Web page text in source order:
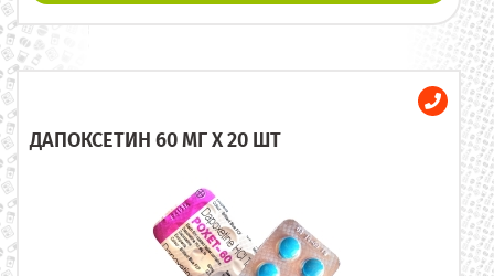
ДАПОКСЕТИН 60 МГ X 20 ШТ